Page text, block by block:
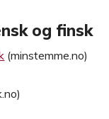
og finsk
(minstemme.no)